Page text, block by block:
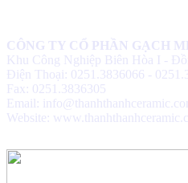
CÔNG TY CỔ PHẦN GẠCH
Khu Công Nghiệp Biên Hòa I -
Điện Thoại: 0251.3836066 -
Fax: 0251.3836305
Email:
Website: